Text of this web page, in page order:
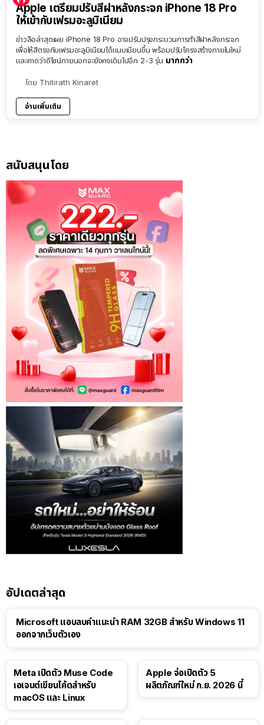
Apple เตรียมปรับสีฝาหลังกระจก iPhone 18 Pro
ให้เข้ากับเฟรมอะลูมิเนียม
ข่าวลือล่าสุดเผย iPhone 18 Pro อาจปรับปรุงกระบวนการทำสีฝาหลังกระจก
เพื่อให้สีตรงกับเฟรมอะลูมิเนียมได้แนบเนียนขึ้น พร้อมปรับโครงสร้างภายในใหม่
และคาดว่าดีไซน์ภายนอกจะยังคงเดิมไปอีก 2-3 รุ่น มากกว่า
โดย Thitirath Kinaret
อ่านเพิ่มเติม
สนับสนุนโดย
อัปเดตล่าสุด
Microsoft แอบลบคำแนะนำ RAM 32GB สำหรับ Windows 11
ออกจากเว็บตัวเอง
Meta เปิดตัว Muse Code
เอเจนต์เขียนโค้ดสำหรับ
macOS และ Linux
Apple จ่อเปิดตัว 5
ผลิตภัณฑ์ใหม่ ก.ย. 2026 นี้